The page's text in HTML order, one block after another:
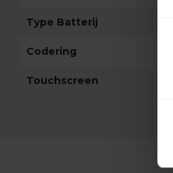
Type Batterij
Codering
Touchscreen